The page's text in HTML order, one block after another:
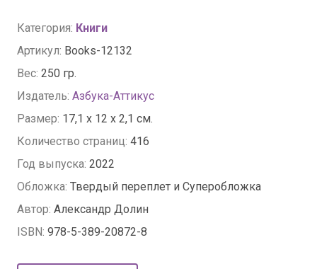
Категория: Книги
Артикул: Books-12132
Вес: 250 гр.
Издатель: Азбука-Аттикус
Размер: 17,1 x 12 x 2,1 см.
Количество страниц: 416
Год выпуска: 2022
Обложка: Твердый переплет и Суперобложка
Автор: Александр Долин
ISBN: 978-5-389-20872-8